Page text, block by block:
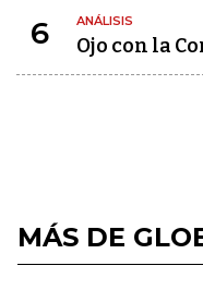
6 ANÁLISIS
Ojo con la
MÁS DE